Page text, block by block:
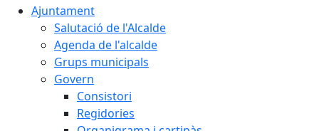
Ajuntament
Salutació de l'Alcalde
Agenda de l'alcalde
Grups municipals
Govern
Consistori
Regidories